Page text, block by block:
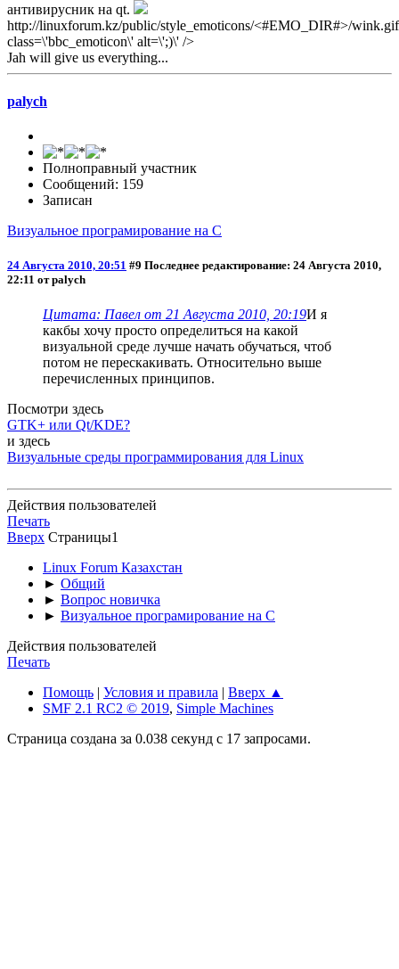
антивирусник на qt.
http://linuxforum.kz/public/style_emoticons/<#EMO_DIR#>/
class=\'bbc_emoticon\' alt=\';)\' />
Jah will give us everything...
palych
Полноправный участник
Сообщений: 159
Записан
Визуальное програмирование на C
24 Августа 2010, 20:51 #9 Последнее редактирование: 24 Августа 2010,
22:11 от palych
Цитата: Павел от 21 Августа 2010, 20:19И я
какбы хочу просто определиться на какой
визуальной среде лучше начать обучаться, чтоб
потом не перескакивать. Относительно выше
перечисленных принципов.
Посмотри здесь
GTK+ или Qt/KDE?
и здесь
Визуальные среды программирования для Linux
Действия пользователей
Печать
Вверх Страницы1
Linux Forum Казахстан
► Общий
► Вопрос новичка
► Визуальное програмирование на C
Действия пользователей
Печать
Помощь | Условия и правила | Вверх ▲
SMF 2.1 RC2 © 2019, Simple Machines
Страница создана за 0.038 секунд с 17 запросами.